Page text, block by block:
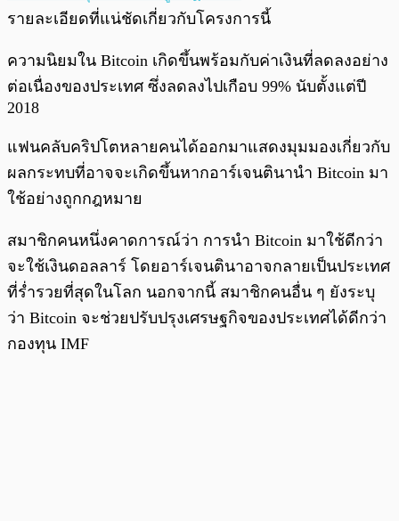
รายละเอียดที่แน่ชัดเกี่ยวกับโครงการนี้
ความนิยมใน Bitcoin เกิดขึ้นพร้อมกับค่าเงินที่ลดลงอย่าง
ต่อเนื่องของประเทศ ซึ่งลดลงไปเกือบ 99% นับตั้งแต่ปี
2018
แฟนคลับคริปโตหลายคนได้ออกมาแสดงมุมมองเกี่ยวกับ
ผลกระทบที่อาจจะเกิดขึ้นหากอาร์เจนตินานำ Bitcoin มา
ใช้อย่างถูกกฎหมาย
สมาชิกคนหนึ่งคาดการณ์ว่า การนำ Bitcoin มาใช้ดีกว่า
จะใช้เงินดอลลาร์ โดยอาร์เจนตินาอาจกลายเป็นประเทศ
ที่ร่ำรวยที่สุดในโลก นอกจากนี้ สมาชิกคนอื่น ๆ ยังระบุ
ว่า Bitcoin จะช่วยปรับปรุงเศรษฐกิจของประเทศได้ดีกว่า
กองทุน IMF